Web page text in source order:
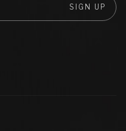
SIGN UP